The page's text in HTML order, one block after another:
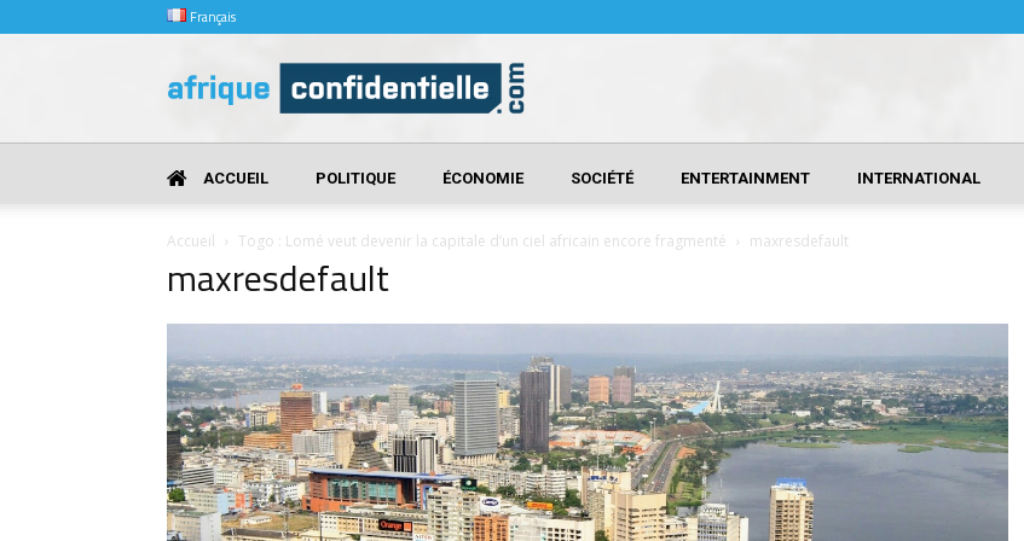
Français
Confidentielle
ACCUEIL POLITIQUE ÉCONOMIE SOCIÉTÉ ENTERTAINMENT INTERNATIONAL
Accueil Togo : Lomé veut devenir la capitale d’un ciel africain encore fragmenté maxresdefault
maxresdefault